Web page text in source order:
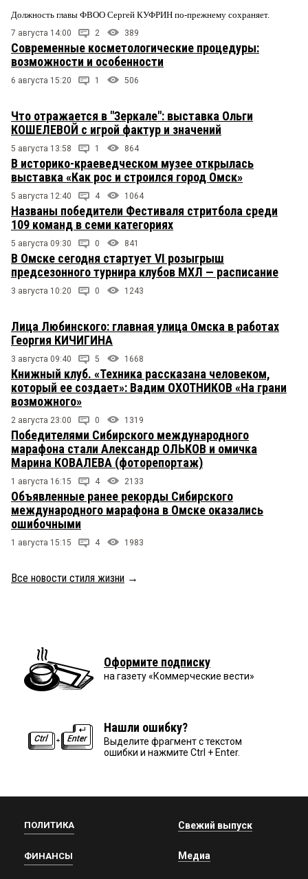
Должность главы ФВОО Сергей КУФРИН по-прежнему сохраняет.
7 августа 14:00 2 389
Современные косметологические процедуры:
возможности и особенности
6 августа 15:20 1 506
Что отражается в "Зеркале": выставка Ольги
КОШЕЛЕВОЙ с игрой фактур и значений
5 августа 13:58 1 864
В историко-краеведческом музее открылась
выставка «Как рос и строился город Омск»
5 августа 12:40 4 1064
Названы победители Фестиваля стритбола среди
109 команд в семи категориях
5 августа 09:30 0 841
В Омске сегодня стартует VI розыгрыш
предсезонного турнира клубов МХЛ — расписание
3 августа 10:20 0 1243
Лица Любинского: главная улица Омска в работах
Георгия КИЧИГИНА
3 августа 09:40 5 1668
Книжный клуб. «Техника рассказана человеком,
который ее создает»: Вадим ОХОТНИКОВ «На грани
возможного»
2 августа 23:00 0 1319
Победителями Сибирского международного
марафона стали Александр ОЛЬКОВ и омичка
Марина КОВАЛЕВА (фоторепортаж)
1 августа 16:15 4 2133
Объявленные ранее рекорды Сибирского
международного марафона в Омске оказались
ошибочными
1 августа 15:15 4 1983
Все новости стиля жизни →
Оформите подписку
на газету «Коммерческие вести»
Нашли ошибку?
Выделите фрагмент с текстом
ошибки и нажмите Ctrl + Enter.
ПОЛИТИКА
ФИНАНСЫ
Свежий выпуск
Медиа